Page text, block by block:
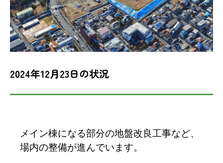
2024年12月23日の状況
メイン棟になる部分の地盤改良工事など、
場内の整備が進んでいます。